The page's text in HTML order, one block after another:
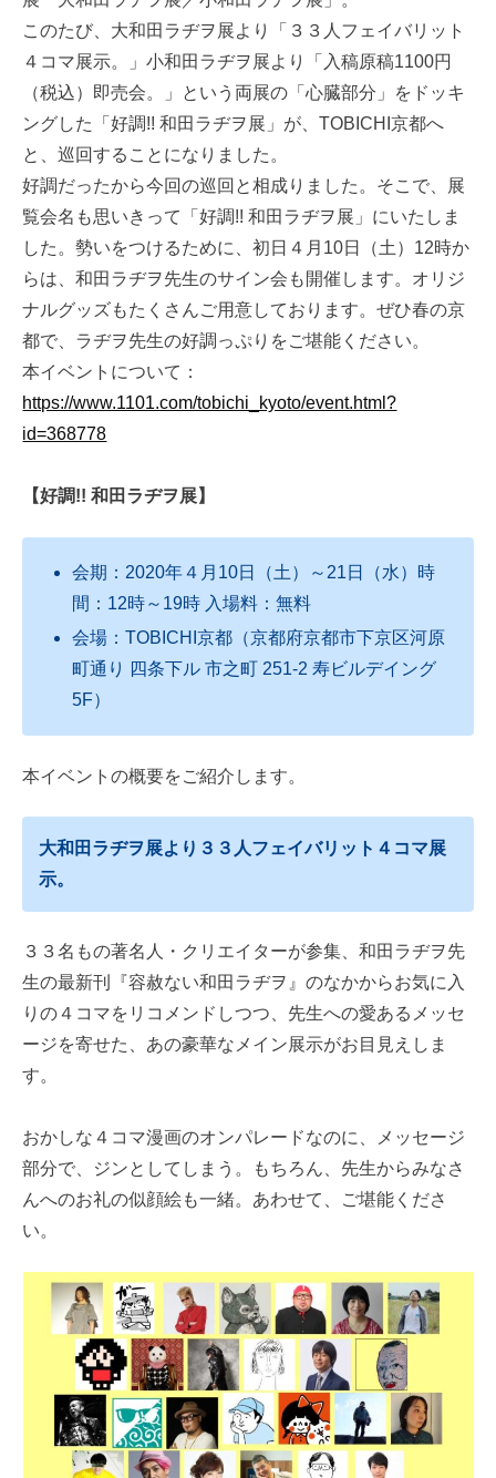
このたび、大和田ラヂヲ展より「３３人フェイバリット
４コマ展示。」小和田ラヂヲ展より「入稿原稿1100円
（税込）即売会。」という両展の「心臓部分」をドッキ
ングした「好調!! 和田ラヂヲ展」が、TOBICHI京都へ
と、巡回することになりました。
好調だったから今回の巡回と相成りました。そこで、展
覧会名も思いきって「好調!! 和田ラヂヲ展」にいたしま
した。勢いをつけるために、初日４月10日（土）12時か
らは、和田ラヂヲ先生のサイン会も開催します。オリジ
ナルグッズもたくさんご用意しております。ぜひ春の京
都で、ラヂヲ先生の好調っぷりをご堪能ください。
本イベントについて：
https://www.1101.com/tobichi_kyoto/event.html?
id=368778
【好調!! 和田ラヂヲ展】
会期：2020年４月10日（土）～21日（水）時
間：12時～19時 入場料：無料
会場：TOBICHI京都（京都府京都市下京区河原
町通り 四条下ル 市之町 251-2 寿ビルデイング
5F）
本イベントの概要をご紹介します。
大和田ラヂヲ展より３３人フェイバリット４コマ展
示。
３３名もの著名人・クリエイターが参集、和田ラヂヲ先
生の最新刊『容赦ない和田ラヂヲ』のなかからお気に入
りの４コマをリコメンドしつつ、先生への愛あるメッセ
ージを寄せた、あの豪華なメイン展示がお目見えしま
す。
おかしな４コマ漫画のオンパレードなのに、メッセージ
部分で、ジンとしてしまう。もちろん、先生からみなさ
んへのお礼の似顔絵も一緒。あわせて、ご堪能くださ
い。